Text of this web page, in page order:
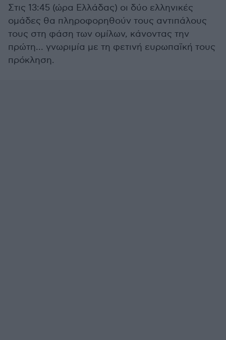
Στις 13:45 (ώρα Ελλάδας) οι δύο ελληνικές
ομάδες θα πληροφορηθούν τους αντιπάλους
τους στη φάση των ομίλων, κάνοντας την
πρώτη... γνωριμία με τη φετινή ευρωπαϊκή τους
πρόκληση.